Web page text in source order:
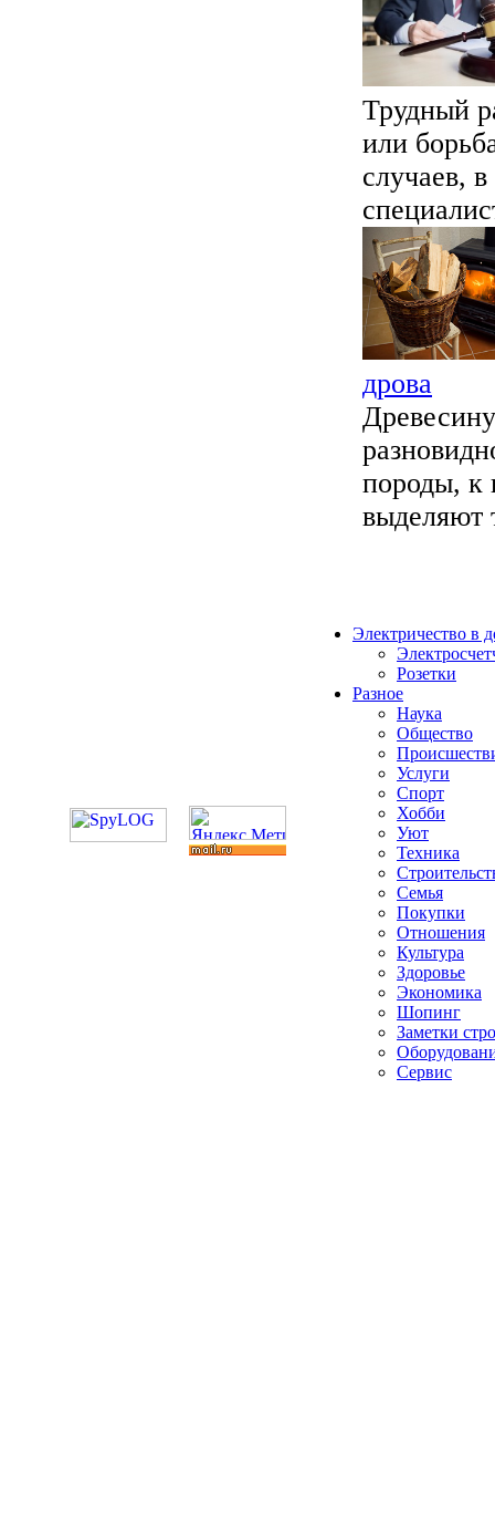
Трудный
или
случаев,
дрова
породы, к
выделяют
Электричество в
Розетки
Разное
Наука
Общество
Услуги
Спорт
Хобби
Уют
Техника
Семья
Покупки
Отношения
Культура
Здоровье
Экономика
Шопинг
Заметки
Сервис